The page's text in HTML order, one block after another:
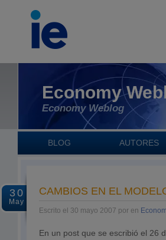
Economy
Economy Weblog
BLOG AUTORES
30
May
CAMBIOS EN EL
Escrito el 30 mayo 2007 por en
En un post que se escribió el 26